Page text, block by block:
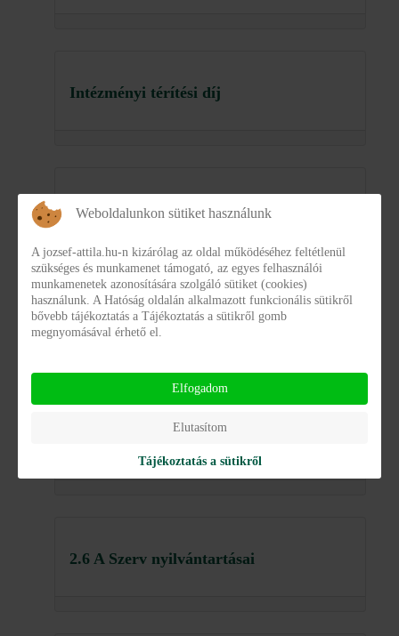
Intézményi térítési díj
2.14 Statisztikák jogszabály alapján
3.4 5M feletti szerződések (Üvegzseb)
2.6 A Szerv nyilvántartásai
Weboldalunkon sütiket használunk
A jozsef-attila.hu-n kizárólag az oldal működéséhez feltétlenül
szükséges és munkamenet támogató, az egyes felhasználói
munkamenetek azonosítására szolgáló sütiket (cookies)
használunk. A Hatóság oldalán alkalmazott funkcionális sütikről
bővebb tájékoztatás a Tájékoztatás a sütikről gomb
megnyomásával érhető el.
Elfogadom
Elutasítom
Tájékoztatás a sütikről